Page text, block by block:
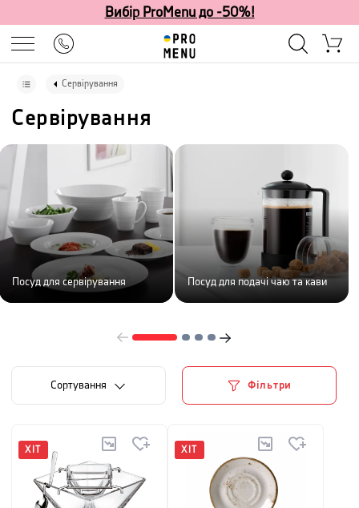
Вибір ProMenu до -50%!
Сервірування
Сервірування
Посуд для сервірування Посуд для подачі чаю та кави
Сортування Фільтри
ХІТ ХІТ